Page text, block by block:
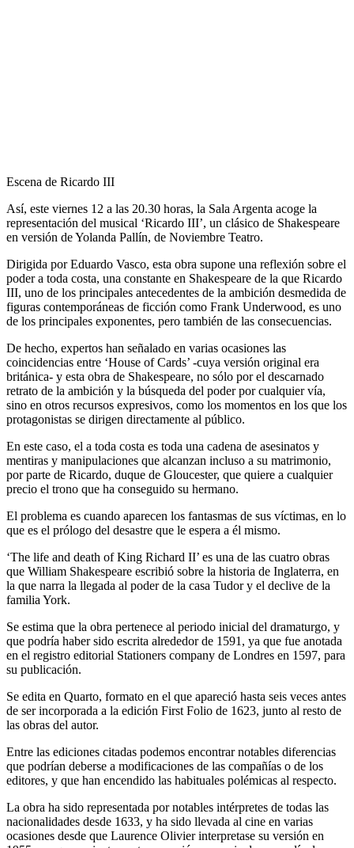
Escena de Ricardo III
Así, este viernes 12 a las 20.30 horas, la Sala Argenta acoge la
representación del musical ‘Ricardo III’, un clásico de Shakespeare
en versión de Yolanda Pallín, de Noviembre Teatro.
Dirigida por Eduardo Vasco, esta obra supone una reflexión sobre el
poder a toda costa, una constante en Shakespeare de la que Ricardo
III, uno de los principales antecedentes de la ambición desmedida de
figuras contemporáneas de ficción como Frank Underwood, es uno
de los principales exponentes, pero también de las consecuencias.
De hecho, expertos han señalado en varias ocasiones las
coincidencias entre ‘House of Cards’ -cuya versión original era
británica- y esta obra de Shakespeare, no sólo por el descarnado
retrato de la ambición y la búsqueda del poder por cualquier vía,
sino en otros recursos expresivos, como los momentos en los que los
protagonistas se dirigen directamente al público.
En este caso, el a toda costa es toda una cadena de asesinatos y
mentiras y manipulaciones que alcanzan incluso a su matrimonio,
por parte de Ricardo, duque de Gloucester, que quiere a cualquier
precio el trono que ha conseguido su hermano.
El problema es cuando aparecen los fantasmas de sus víctimas, en lo
que es el prólogo del desastre que le espera a él mismo.
‘The life and death of King Richard II’ es una de las cuatro obras
que William Shakespeare escribió sobre la historia de Inglaterra, en
la que narra la llegada al poder de la casa Tudor y el declive de la
familia York.
Se estima que la obra pertenece al periodo inicial del dramaturgo, y
que podría haber sido escrita alrededor de 1591, ya que fue anotada
en el registro editorial Stationers company de Londres en 1597, para
su publicación.
Se edita en Quarto, formato en el que apareció hasta seis veces antes
de ser incorporada a la edición First Folio de 1623, junto al resto de
las obras del autor.
Entre las ediciones citadas podemos encontrar notables diferencias
que podrían deberse a modificaciones de las compañías o de los
editores, y que han encendido las habituales polémicas al respecto.
La obra ha sido representada por notables intérpretes de todas las
nacionalidades desde 1633, y ha sido llevada al cine en varias
ocasiones desde que Laurence Olivier interpretase su versión en